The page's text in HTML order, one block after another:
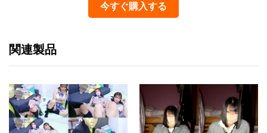
今すぐ購入する
関連製品